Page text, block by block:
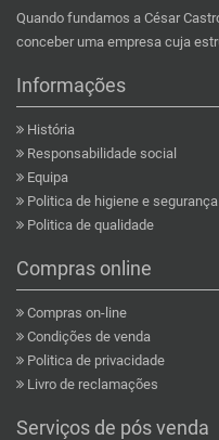
Quando fundamos a César
conceber uma empresa cuja
Informações
História
Responsabilidade social
Equipa
Politica de higiene e segurança
Politica de qualidade
Compras online
Compras on-line
Condições de venda
Politica de privacidade
Livro de reclamações
Serviços de pós venda